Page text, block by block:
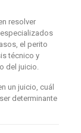
resolver
el perito
técnico y
del juicio.
un juicio, cuál
determinante